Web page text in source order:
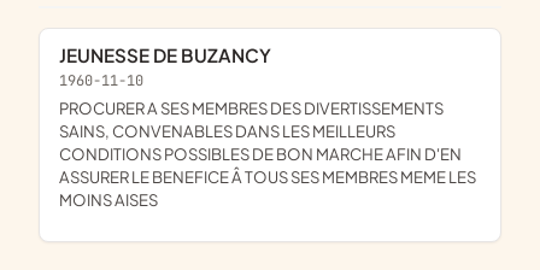
JEUNESSE DE BUZANCY
1960-11-10
PROCURER A SES MEMBRES DES DIVERTISSEMENTS
SAINS, CONVENABLES DANS LES MEILLEURS
CONDITIONS POSSIBLES DE BON MARCHE AFIN D'EN
ASSURER LE BENEFICE Â TOUS SES MEMBRES MEME LES
MOINS AISES